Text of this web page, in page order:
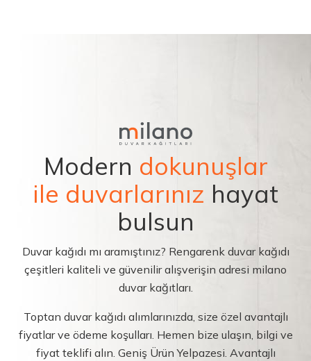
Modern dokunuşlar
ile duvarlarınız hayat
bulsun
Duvar kağıdı mı aramıştınız? Rengarenk duvar kağıdı
çeşitleri kaliteli ve güvenilir alışverişin adresi milano
duvar kağıtları.
Toptan duvar kağıdı alımlarınızda, size özel avantajlı
fiyatlar ve ödeme koşulları. Hemen bize ulaşın, bilgi ve
fiyat teklifi alın. Geniş Ürün Yelpazesi. Avantajlı